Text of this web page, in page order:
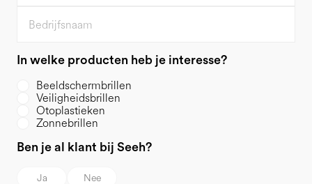
In welke producten heb je interesse?
Beeldschermbrillen
Veiligheidsbrillen
Otoplastieken
Zonnebrillen
Ben je al klant bij Seeh?
Ja Nee